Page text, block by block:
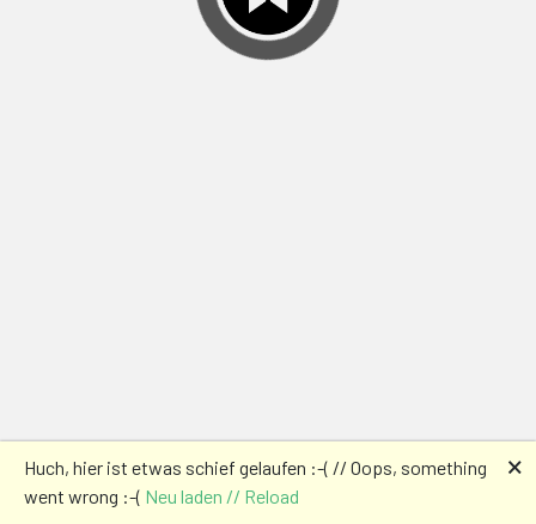
Huch, hier ist etwas schief gelaufen :-( // Oops, something
went wrong :-( Neu laden // Reload
🗙